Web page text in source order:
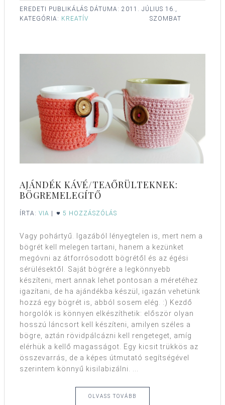
EREDETI PUBLIKÁLÁS DÁTUMA: 2011. JÚLIUS 16.,
SZOMBAT
KATEGÓRIA: KREATÍV
AJÁNDÉK KÁVÉ/TEAŐRÜLTEKNEK:
BÖGREMELEGÍTŐ
ÍRTA: VIA | 5 HOZZÁSZÓLÁS
Vagy pohártyű. Igazából lényegtelen is, mert nem a
bögrét kell melegen tartani, hanem a kezünket
megóvni az átforrósodott bögrétől és az égési
sérülésektől. Saját bögrére a legkönnyebb
készíteni, mert annak lehet pontosan a méretéhez
igazítani, de ha ajándékba készül, igazán vehetünk
hozzá egy bögrét is, abból sosem elég. :) Kezdő
horgolók is könnyen elkészíthetik: először olyan
hosszú láncsort kell készíteni, amilyen széles a
bögre, aztán rövidpálcázni kell rengeteget, amíg
elérhük a kellő magasságot. Egy kicsit trükkös az
összevarrás, de a képes útmutató segítségével
szerintem könnyű kisilabizálni. ...
OLVASS TOVÁBB